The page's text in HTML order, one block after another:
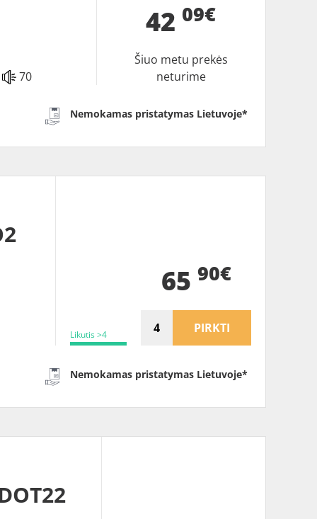
70
42 09€
Šiuo metu prekės
neturime
Nemokamas pristatymas Lietuvoje*
Likutis >4
65 90€
PIRKTI
Nemokamas pristatymas Lietuvoje*